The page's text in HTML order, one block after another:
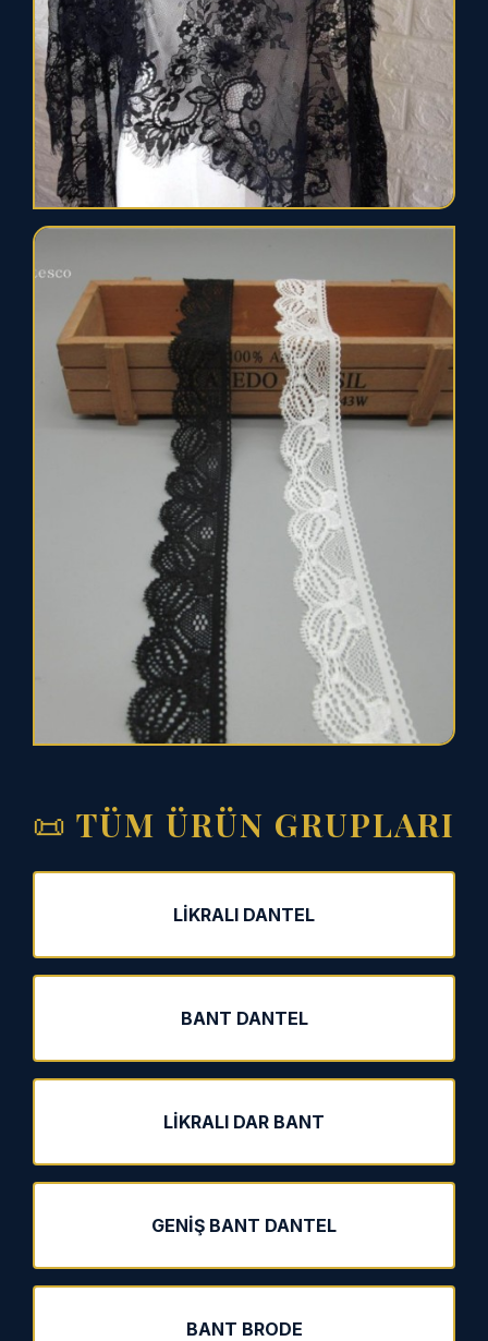
📜 TÜM ÜRÜN GRUPLARI
LIKRALI DANTEL
BANT DANTEL
LIKRALI DAR BANT
GENIŞ BANT DANTEL
BANT BRODE